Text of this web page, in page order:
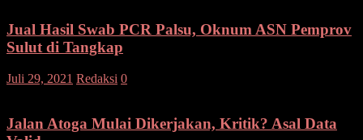
Jual Hasil Swab PCR Palsu, Oknum ASN Pemprov
Sulut di Tangkap
Juli 29, 2021 Redaksi 0
Jalan Atoga Mulai Dikerjakan, Kritik? Asal Data